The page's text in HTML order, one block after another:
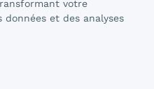
votre
et des analyses